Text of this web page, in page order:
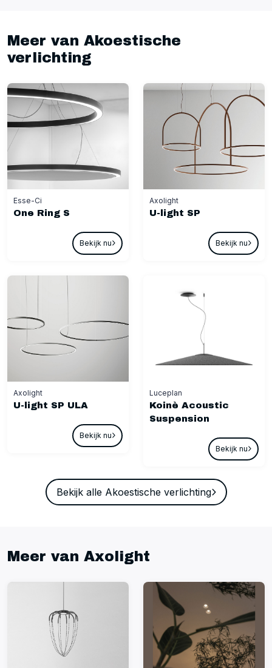
Meer van Akoestische
verlichting
Esse-Ci
One Ring S
Bekijk nu
Axolight
U-light SP
Bekijk nu
Axolight
U-light SP ULA
Bekijk nu
Luceplan
Koinè Acoustic
Suspension
Bekijk nu
Bekijk alle Akoestische verlichting
Meer van Axolight